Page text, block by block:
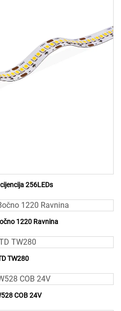
256LEDs
1220 Ravnina
TW280
COB 24V